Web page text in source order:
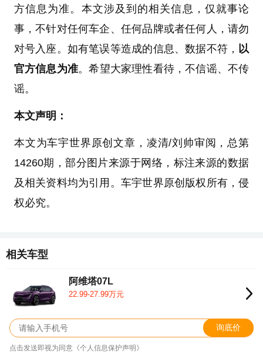
方信息为准。本文涉及到的相关信息，仅就事论
事，不针对任何车企、任何品牌或者任何人，请勿
对号入座。如有笔误等造成的信息、数据不符， 以
官方信息为准。希望大家理性看待，不信谣、不传
谣。
本文声明：
本文为车宇世界原创文章，凌清/刘帅审阅，总第
14260期，部分图片来源于网络，标注来源的数据
及相关资料均为引用。车宇世界原创版权所有，侵
权必究。
相关车型
阿维塔07L
22.99-27.99万元
询底价
点击发送即视为同意《个人信息保护声明》